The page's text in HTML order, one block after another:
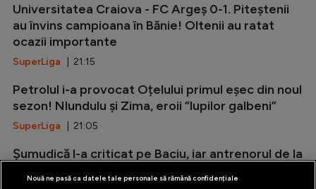
Universitatea Craiova - FC Argeș 0-1. Piteștenii
au învins campioana în Bănie! Oltenii au ratat
ocazii importante
SuperLiga | 21:15
Petrolul i-a provocat Oțelului primul eșec din noul
sezon! Nlundulu și Zima, eroii ”lupilor galbeni”
SuperLiga | 21:05
Șumudică l-a criticat pe Baciu, iar antrenorul de la
Nouă ne pasă ca datele tale personale să rămână confidențiale